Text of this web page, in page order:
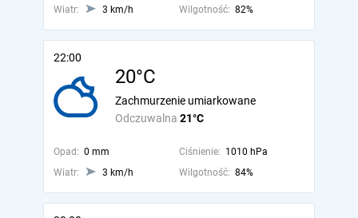
Wiatr:
3 km/h Wilgotność: 82%
22:00
20°C
Odczuwalna 21°C
Zachmurzenie umiarkowane
Opad: 0 mm Ciśnienie: 1010 hPa
Wiatr:
3 km/h Wilgotność: 84%